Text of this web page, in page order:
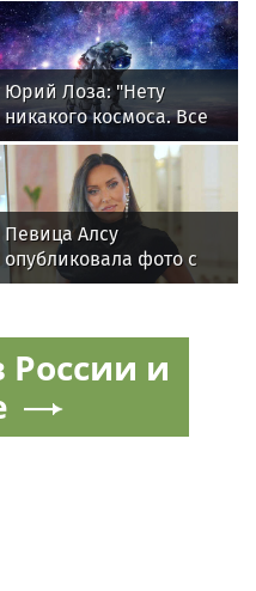
Юрий Лоза: "Нету
никакого космоса. Все
снимки из космоса —
это фейки"
Певица Алсу
опубликовала фото с
родителями из
Башкирии
России и